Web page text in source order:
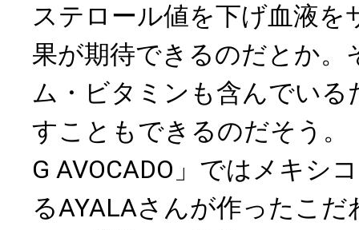
ステロール値を下げ血液を
果が期待できるのだとか。
ム・ビタミンも含んでいる
すこともできるのだそう。
G AVOCADO」ではメキシ
るAYALAさんが作ったこ